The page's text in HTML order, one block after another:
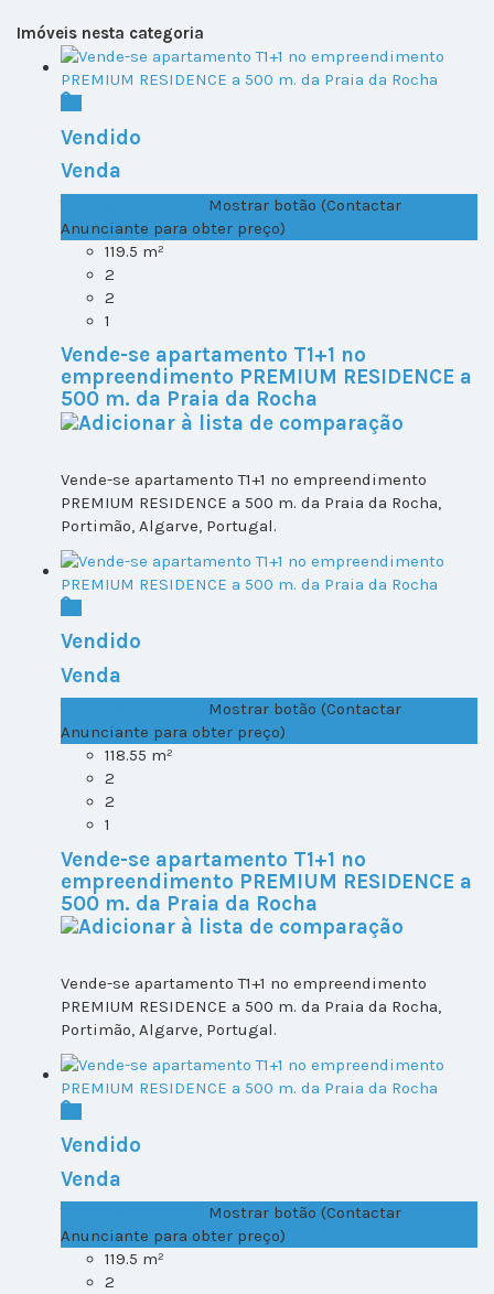
Imóveis nesta categoria
Vendido
Venda
Mostrar botão (Contactar
Anunciante para obter preço)
119.5 m²
2
2
1
Vende-se apartamento T1+1 no
empreendimento PREMIUM RESIDENCE a
500 m. da Praia da Rocha
Vende-se apartamento T1+1 no empreendimento
PREMIUM RESIDENCE a 500 m. da Praia da Rocha,
Portimão, Algarve, Portugal.
Vendido
Venda
Mostrar botão (Contactar
Anunciante para obter preço)
118.55 m²
2
2
1
Vende-se apartamento T1+1 no
empreendimento PREMIUM RESIDENCE a
500 m. da Praia da Rocha
Vende-se apartamento T1+1 no empreendimento
PREMIUM RESIDENCE a 500 m. da Praia da Rocha,
Portimão, Algarve, Portugal.
Vendido
Venda
Mostrar botão (Contactar
Anunciante para obter preço)
119.5 m²
2